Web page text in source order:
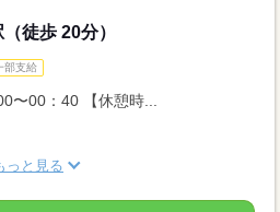
徒歩 20分）
部支給
〜00：40 【休憩時...
っと見る